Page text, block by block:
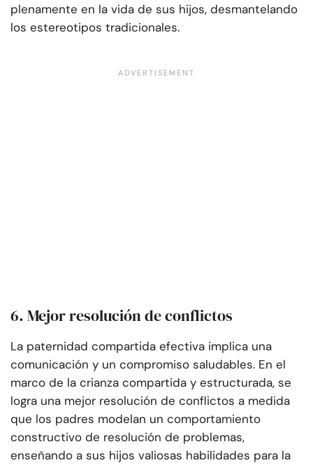
plenamente en la vida de sus hijos, desmantelando
los estereotipos tradicionales.
6. Mejor resolución de conflictos
La paternidad compartida efectiva implica una
comunicación y un compromiso saludables. En el
marco de la crianza compartida y estructurada, se
logra una mejor resolución de conflictos a medida
que los padres modelan un comportamiento
constructivo de resolución de problemas,
enseñando a sus hijos valiosas habilidades para la